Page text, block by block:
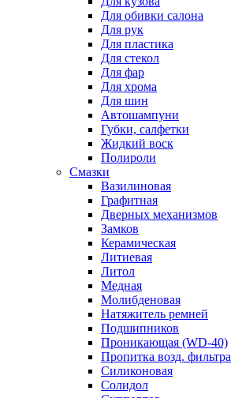
Для обивки салона
Для рук
Для пластика
Для стекол
Для фар
Для хрома
Для шин
Автошампуни
Губки, салфетки
Жидкий воск
Полироли
Смазки
Вазилиновая
Графитная
Дверных механизмов
Замков
Керамическая
Литиевая
Литол
Медная
Молибденовая
Натяжитель ремней
Подшипников
Проникающая (WD-40)
Пропитка возд. фильтра
Силиконовая
Солидол